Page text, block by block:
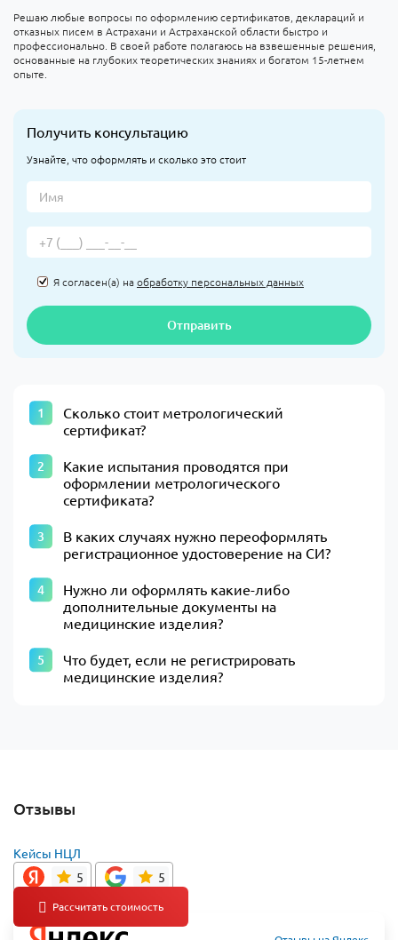
Решаю любые вопросы по оформлению сертификатов, деклараций и
отказных писем в Астрахани и Астраханской области быстро и
профессионально. В своей работе полагаюсь на взвешенные решения,
основанные на глубоких теоретических знаниях и богатом 15-летнем
опыте.
Получить консультацию
Узнайте, что оформлять и сколько это стоит
Я согласен(а) наобработку персональных данных
Отправить
Сколько стоит метрологический
сертификат?
Какие испытания проводятся при
оформлении метрологического
сертификата?
В каких случаях нужно переоформлять
регистрационное удостоверение на СИ?
Нужно ли оформлять какие-либо
дополнительные документы на
медицинские изделия?
Что будет, если не регистрировать
медицинские изделия?
Отзывы
Кейсы НЦЛ
5
5